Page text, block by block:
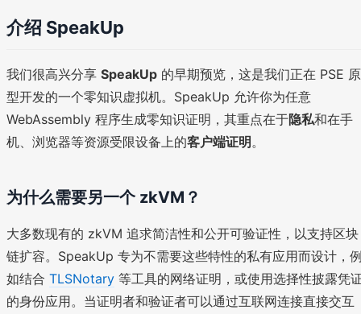
介绍 SpeakUp
我们很高兴分享 SpeakUp 的早期预览，这是我们正在 PSE 原
型开发的一个零知识虚拟机。SpeakUp 允许你为任意
WebAssembly 程序生成零知识证明，其重点在于隐私和在手
机、浏览器等资源受限设备上的客户端证明。
为什么需要另一个 zkVM？
大多数现有的 zkVM 追求简洁性和公开可验证性，以支持区块
链扩容。SpeakUp 专为不需要这些特性的私有应用而设计，
如结合 TLSNotary 等工具的网络证明，或使用选择性披露凭
的身份应用。当证明者和验证者可以通过互联网连接直接交互